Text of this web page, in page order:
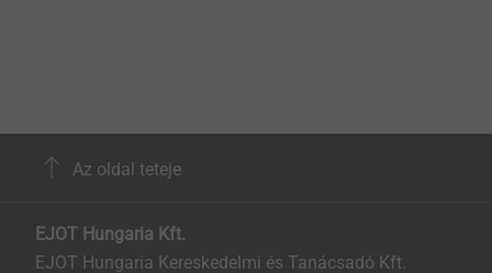
Az oldal teteje
EJOT Hungaria Kft.
EJOT Hungaria Kereskedelmi és Tanácsadó Kft.